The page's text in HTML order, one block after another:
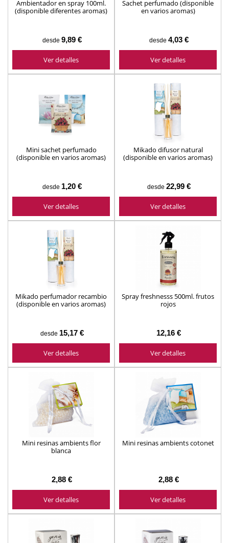
Ambientador en spray 100ml.
(disponible diferentes aromas)
desde 9,89 €
Ver detalles
Sachet perfumado (disponible
en varios aromas)
desde 4,03 €
Ver detalles
Mini sachet perfumado
(disponible en varios aromas)
desde 1,20 €
Ver detalles
Mikado difusor natural
(disponible en varios aromas)
desde 22,99 €
Ver detalles
Mikado perfumador recambio
(disponible en varios aromas)
desde 15,17 €
Ver detalles
Spray freshnesss 500ml. frutos
rojos
12,16 €
Ver detalles
Mini resinas ambients flor
blanca
2,88 €
Ver detalles
Mini resinas ambients cotonet
2,88 €
Ver detalles